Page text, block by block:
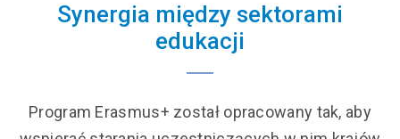
Synergia między sektorami
edukacji
Program Erasmus+ został opracowany tak, aby